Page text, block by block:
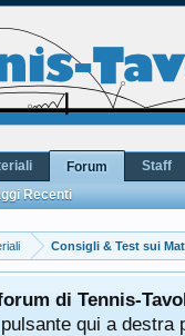
Consigli & Test sui
di Tennis-
qui a destra
Forum
Recenti
Staff